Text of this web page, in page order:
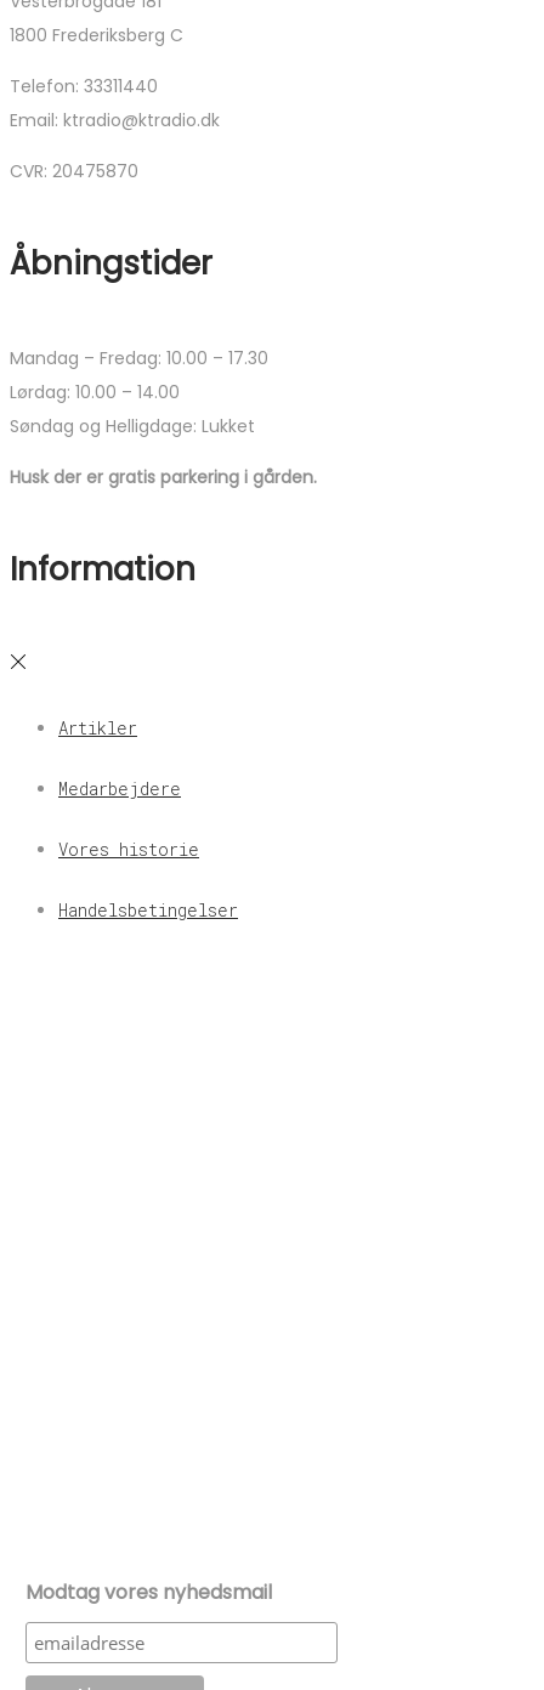
1800 Frederiksberg C
Telefon: 33311440
Email: ktradio@ktradio.dk
CVR: 20475870
Åbningstider
Mandag – Fredag: 10.00 – 17.30
Lørdag: 10.00 – 14.00
Søndag og Helligdage: Lukket
Husk der er gratis parkering i gården.
Information
Artikler
Medarbejdere
Vores historie
Handelsbetingelser
Modtag vores nyhedsmail